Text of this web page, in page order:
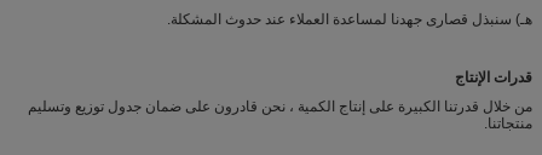
هـ) سنبذل قصارى جهدنا لمساعدة العملاء عند حدوث المشكلة.
قدرات الإنتاج
من خلال قدرتنا الكبيرة على إنتاج الكمية ، نحن قادرون على ضمان جدول توزيع وتسليم
منتجاتنا.